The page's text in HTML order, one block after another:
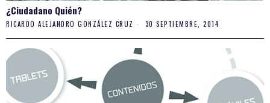
¿Ciudadano Quién?
RICARDO ALEJANDRO GONZÁLEZ CRUZ 30 SEPTIEMBRE, 2014